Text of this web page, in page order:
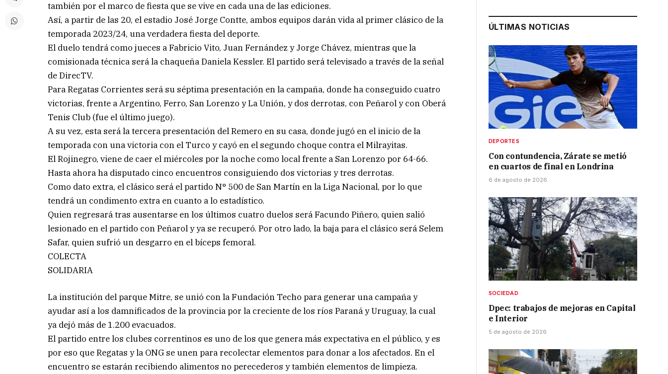
también por el marco de fiesta que se vive en cada una de las ediciones.
Así, a partir de las 20, el estadio José Jorge Contte, ambos equipos darán vida al primer clásico de la
temporada 2023/24, una verdadera fiesta del deporte.
El duelo tendrá como jueces a Fabricio Vito, Juan Fernández y Jorge Chávez, mientras que la
comisionada técnica será la chaqueña Daniela Kessler. El partido será televisado a través de la señal
de DirecTV.
Para Regatas Corrientes será su séptima presentación en la campaña, donde ha conseguido cuatro
victorias, frente a Argentino, Ferro, San Lorenzo y La Unión, y dos derrotas, con Peñarol y con Oberá
Tenis Club (fue el último juego).
A su vez, esta será la tercera presentación del Remero en su casa, donde jugó en el inicio de la
temporada con una victoria con el Turco y cayó en el segundo choque contra el Milrayitas.
El Rojinegro, viene de caer el miércoles por la noche como local frente a San Lorenzo por 64-66.
Hasta ahora ha disputado cinco encuentros consiguiendo dos victorias y tres derrotas.
Como dato extra, el clásico será el partido N° 500 de San Martín en la Liga Nacional, por lo que
tendrá un condimento extra en cuanto a lo estadístico.
Quien regresará tras ausentarse en los últimos cuatro duelos será Facundo Piñero, quien salió
lesionado en el partido con Peñarol y ya se recuperó. Por otro lado, la baja para el clásico será Selem
Safar, quien sufrió un desgarro en el bíceps femoral.
COLECTA
SOLIDARIA
La institución del parque Mitre, se unió con la Fundación Techo para generar una campaña y
ayudar así a los damnificados de la provincia por la creciente de los ríos Paraná y Uruguay, la cual
ya dejó más de 1.200 evacuados.
El partido entre los clubes correntinos es uno de los que genera más expectativa en el público, y es
por eso que Regatas y la ONG se unen para recolectar elementos para donar a los afectados. En el
encuentro se estarán recibiendo alimentos no perecederos y también elementos de limpieza.
ÚLTIMAS NOTICIAS
DEPORTES
Con contundencia, Zárate se metió
en cuartos de final en Londrina
6 de agosto de 2026
SOCIEDAD
Dpec: trabajos de mejoras en Capital
e Interior
5 de agosto de 2026